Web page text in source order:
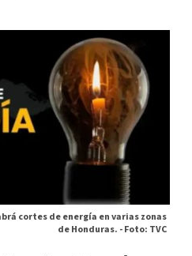
cortes de energía en varias zonas
de Honduras. -Foto: TVC